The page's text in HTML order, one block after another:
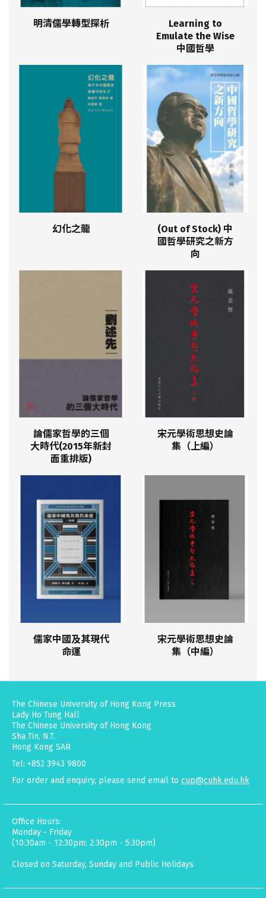
明清儒學轉型探析
Learning to
Emulate the Wise
中國哲學
幻化之龍
(Out of Stock) 中
國哲學研究之新方
向
論儒家哲學的三個
大時代(2015年新封
面重排版)
宋元學術思想史論
集（上編）
儒家中國及其現代
命運
宋元學術思想史論
集（中編）
The Chinese University of Hong Kong Press
Lady Ho Tung Hall
The Chinese University of Hong Kong
Sha Tin, N.T.
Hong Kong SAR
Tel: +852 3943 9800
For order and enquiry, please send email to cup@cuhk.edu.hk
Office Hours:
Monday - Friday
(10:30am - 12:30pm; 2:30pm - 5:30pm)
Closed on Saturday, Sunday and Public Holidays